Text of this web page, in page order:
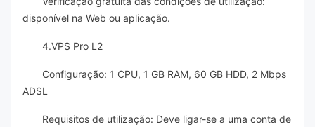
disponível na Web ou aplicação.
4.VPS Pro L2
Configuração: 1 CPU, 1 GB RAM, 60 GB HDD, 2 Mbps
ADSL
Requisitos de utilização: Deve ligar-se a uma conta de